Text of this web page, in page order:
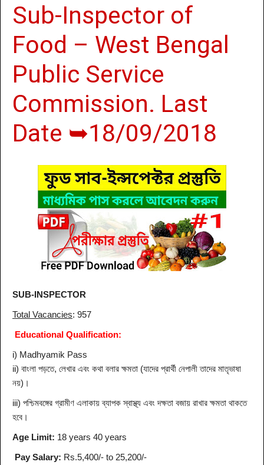
Sub-Inspector of
Food – West Bengal
Public Service
Commission. Last
Date ➥18/09/2018
SUB-INSPECTOR
Total Vacancies: 957
Educational Qualification:
i) Madhyamik Pass
ii) বাংলা পড়তে, লেখার এবং কথা বলার ক্ষমতা (যাদের প্রার্থী নেপালী তাদের মাতৃভাষা
নয়)।
iii) পশ্চিমবঙ্গের গ্রামীণ এলাকায় ব্যাপক স্বাস্থ্য এবং দক্ষতা বজায় রাখার ক্ষমতা থাকতে
হবে।
Age Limit: 18 years 40 years
Pay Salary: Rs.5,400/- to 25,200/-